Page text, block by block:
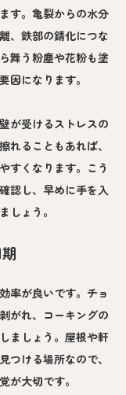
す。亀裂からの水分
、鉄部の錆化につな
舞う粉塵や花粉も塗
因になります。
が受けるストレスの
れることもあれば、
すくなります。こう
認し、早めに手を入
しょう。
率が良いです。チョ
がれ、コーキングの
ましょう。屋根や軒
つける場所なので、
が大切です。